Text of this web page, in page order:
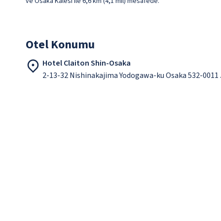
Otel Konumu
Hotel Claiton Shin-Osaka
2-13-32 Nishinakajima Yodogawa-ku Osaka 532-0011